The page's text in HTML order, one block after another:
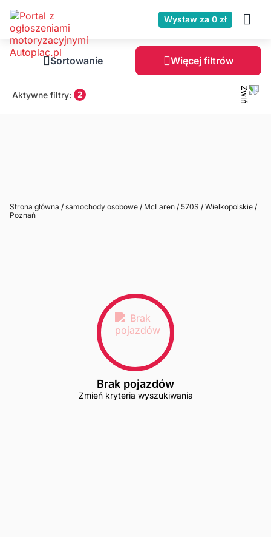
Wystaw za 0 zł
Sortowanie Więcej filtrów
Aktywne filtry: 2
Strona główna / samochody osobowe / McLaren / 570S / Wielkopolskie /
Poznań
Brak pojazdów
Zmień kryteria wyszukiwania